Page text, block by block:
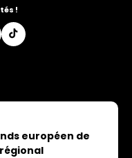
!
européen de